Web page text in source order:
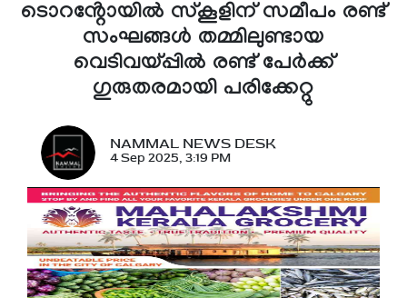
ടൊറൻ്റോയിൽ സ്കൂളിന് സമീപം രണ്ട്
സംഘങ്ങൾ തമ്മിലുണ്ടായ
വെടിവയ്പ്പിൽ രണ്ട് പേർക്ക്
ഗുരുതരമായി പരിക്കേറ്റു
NAMMAL NEWS DESK
4 Sep 2025, 3:19 PM